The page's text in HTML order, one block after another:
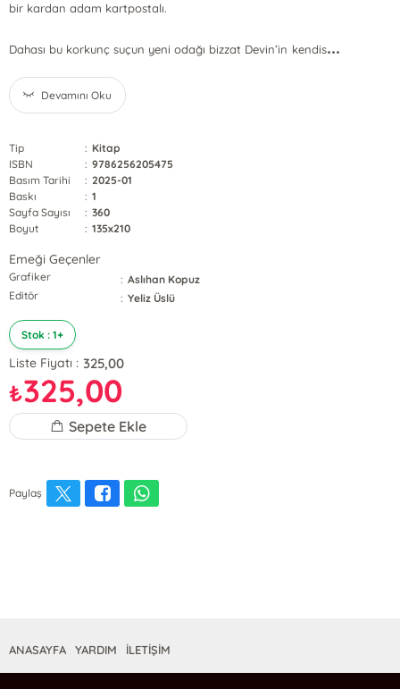
bir kardan adam kartpostalı.
Dahası bu korkunç suçun yeni odağı bizzat Devin’in kendis...
Devamını Oku
Tip : Kitap
ISBN
: 9786256205475
Basım Tarihi
: 2025-01
Baskı
: 1
Sayfa Sayısı
: 360
Boyut
: 135x210
Emeği Geçenler
Grafiker : Aslıhan Kopuz
Editör
: Yeliz Üslü
Stok : 1+
Liste Fiyatı : 325,00
₺325,00
Sepete Ekle
Paylaş
ANASAYFA YARDIM İLETİŞİM